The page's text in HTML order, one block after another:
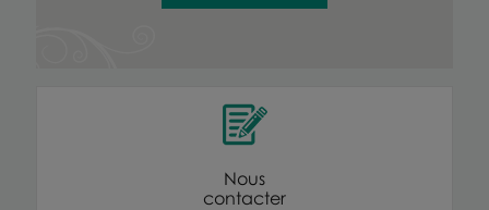
Nous
contacter